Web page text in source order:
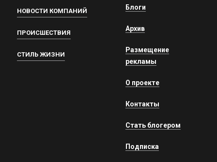
НОВОСТИ КОМПАНИЙ
ПРОИСШЕСТВИЯ
СТИЛЬ ЖИЗНИ
Блоги
Архив
Размещение
рекламы
О проекте
Контакты
Стать блогером
Подписка